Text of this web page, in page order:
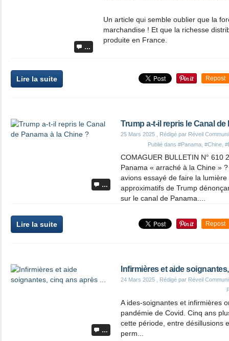
…
Un article qui semble oublier que la
marchandise ! Et que la richesse
produite en France.
Lire la suite Repost
…
Trump a-t-il repris le Canal de
25 Mars 2025 , Rédigé par Réveil
Publié dans #Panama #Chine
COMAGUER BULLETIN N° 610
Panama « arraché à la Chine »
avions essayé de faire la
approximatifs de Trump
sur le canal de Panama....
Lire la suite Repost
…
Infirmières et aide
24 Mars 2025 , Rédigé par Réveil
A ides-soignantes et infirmières
pandémie de Covid. Cinq ans
cette période, entre désillusions
perm...